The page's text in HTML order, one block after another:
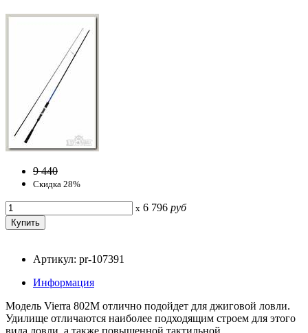
9 440
Скидка 28%
x 6 796 руб
Артикул: pr-107391
Информация
Модель Vierra 802M отлично подойдет для джиговой ловли.
Удилище отличаются наиболее подходящим строем для этого
вида ловли, а также повышенной тактильной